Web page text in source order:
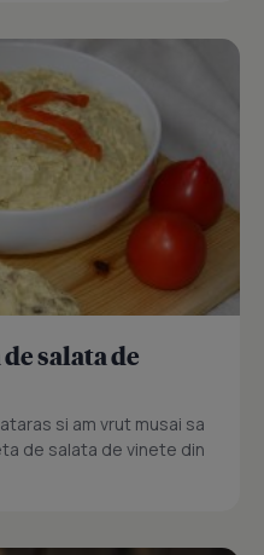
salata de
si am vrut musai sa
de salata de vinete din